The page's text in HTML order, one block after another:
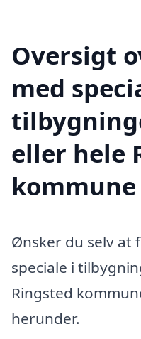
Oversigt
med
eller hele
kommune
Ønsker du selv at
speciale i
Ringsted
herunder.